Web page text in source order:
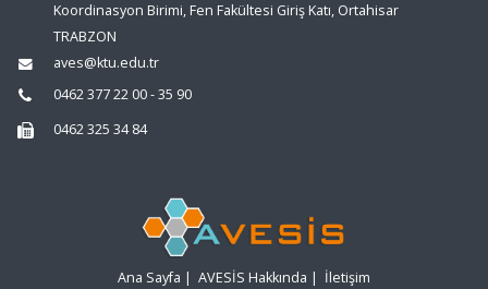
Koordinasyon Birimi, Fen Fakültesi Giriş Katı, Ortahisar
TRABZON
aves@ktu.edu.tr
0462 377 22 00 - 35 90
0462 325 34 84
Ana Sayfa | AVESİS Hakkında | İletişim